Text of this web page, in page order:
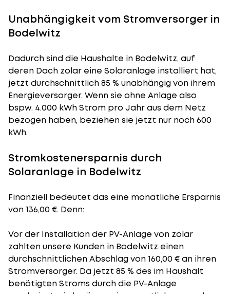
Unabhängigkeit vom Stromversorger in
Bodelwitz
Dadurch sind die Haushalte in Bodelwitz, auf
deren Dach zolar eine Solaranlage installiert hat,
jetzt durchschnittlich 85 % unabhängig von ihrem
Energieversorger. Wenn sie ohne Anlage also
bspw. 4.000 kWh Strom pro Jahr aus dem Netz
bezogen haben, beziehen sie jetzt nur noch 600
kWh.
Stromkostenersparnis durch
Solaranlage in Bodelwitz
Finanziell bedeutet das eine monatliche Ersparnis
von 136,00 €. Denn:
Vor der Installation der PV-Anlage von zolar
zahlten unsere Kunden in Bodelwitz einen
durchschnittlichen Abschlag von 160,00 € an ihren
Stromversorger. Da jetzt 85 % des im Haushalt
benötigten Stroms durch die PV-Anlage